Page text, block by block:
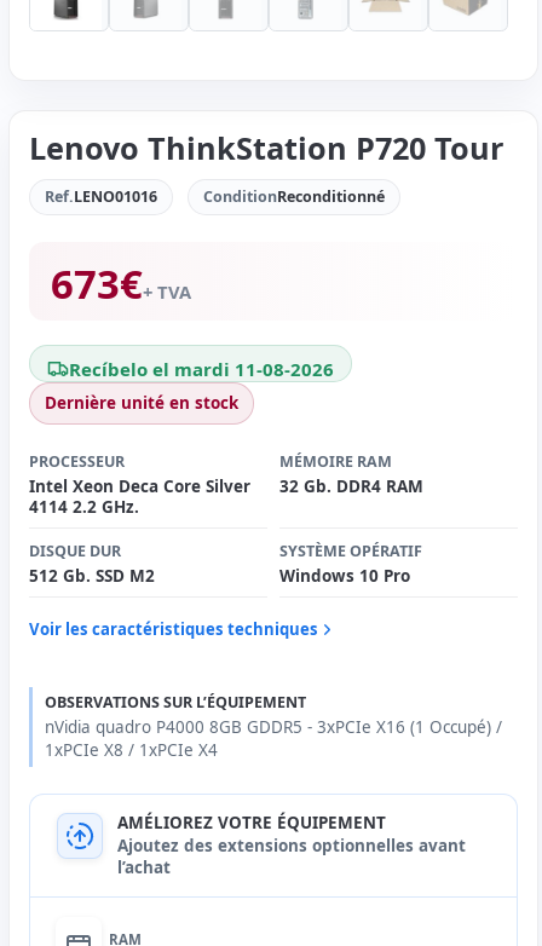
Lenovo ThinkStation P720 Tour
Ref.LENO01016 ConditionReconditionné
673€+ TVA
Recíbelo el mardi 11-08-2026
Dernière unité en stock
PROCESSEUR
Intel Xeon Deca Core Silver
4114 2.2 GHz.
MÉMOIRE RAM
32 Gb. DDR4 RAM
DISQUE DUR
512 Gb. SSD M2
SYSTÈME OPÉRATIF
Windows 10 Pro
Voir les caractéristiques techniques
OBSERVATIONS SUR L’ÉQUIPEMENT
nVidia quadro P4000 8GB GDDR5 - 3xPCIe X16 (1 Occupé) /
1xPCIe X8 / 1xPCIe X4
AMÉLIOREZ VOTRE ÉQUIPEMENT
Ajoutez des extensions optionnelles avant
l’achat
RAM